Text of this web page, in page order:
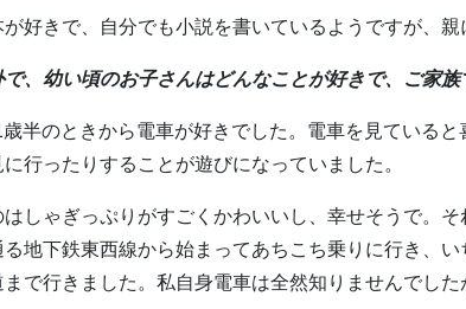
好きで、自分でも小説を書いているようですが、親
、幼い頃のお子さんはどんなことが好きで、ご家族
半のときから電車が好きでした。電車を見ている
行ったりすることが遊びになっていました。
しゃぎっぷりがすごくかわいいし、幸せそうで。
地下鉄東西線から始まってあちこち乗りに行き、
で行きました。私自身電車は全然知りませんでした